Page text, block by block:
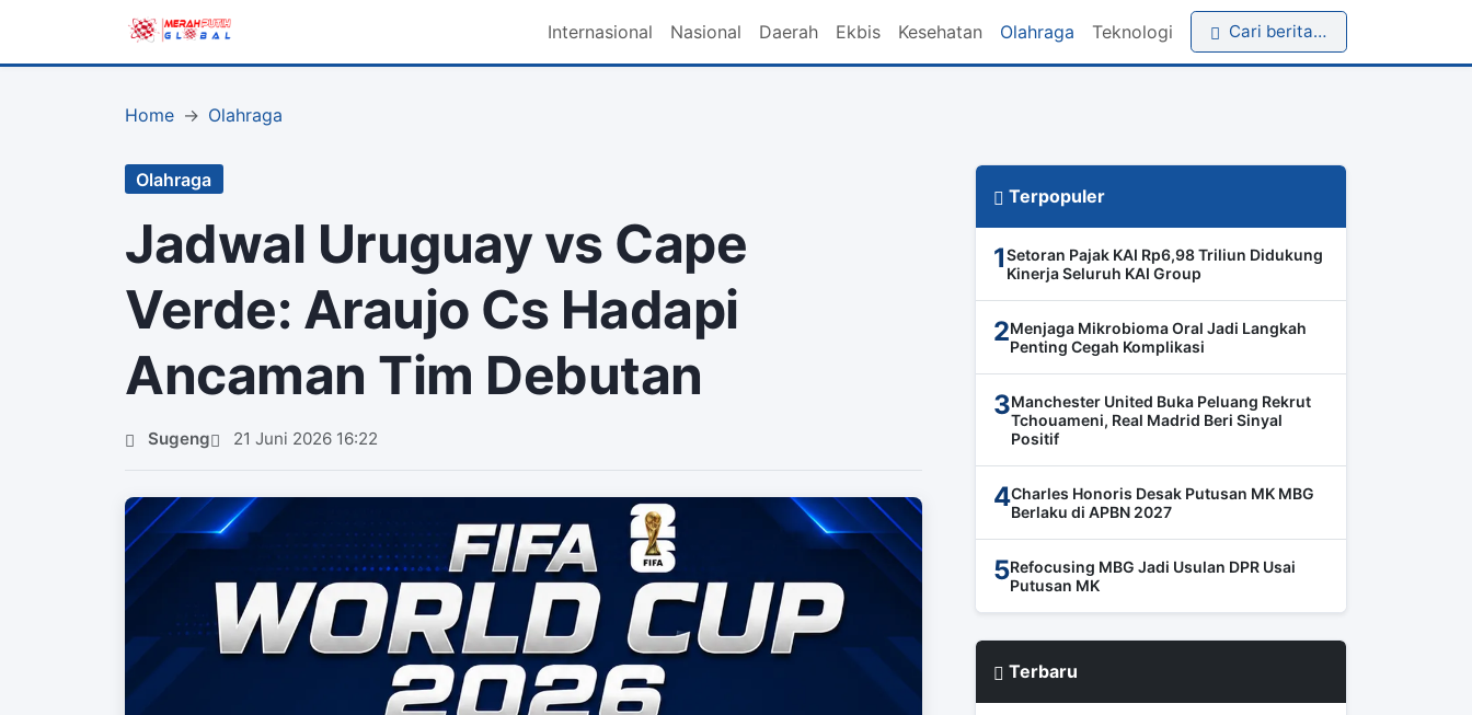
Internasional Nasional Daerah Ekbis Kesehatan Olahraga Teknologi Cari berita…
Home Olahraga
Olahraga
Jadwal Uruguay vs Cape
Verde: Araujo Cs Hadapi
Ancaman Tim Debutan
Sugeng 21 Juni 2026 16:22
Terpopuler
1Setoran Pajak KAI Rp6,98 Triliun Didukung
Kinerja Seluruh KAI Group
2Menjaga Mikrobioma Oral Jadi Langkah
Penting Cegah Komplikasi
3Manchester United Buka Peluang Rekrut
Tchouameni, Real Madrid Beri Sinyal
Positif
4Charles Honoris Desak Putusan MK MBG
Berlaku di APBN 2027
5Refocusing MBG Jadi Usulan DPR Usai
Putusan MK
Terbaru